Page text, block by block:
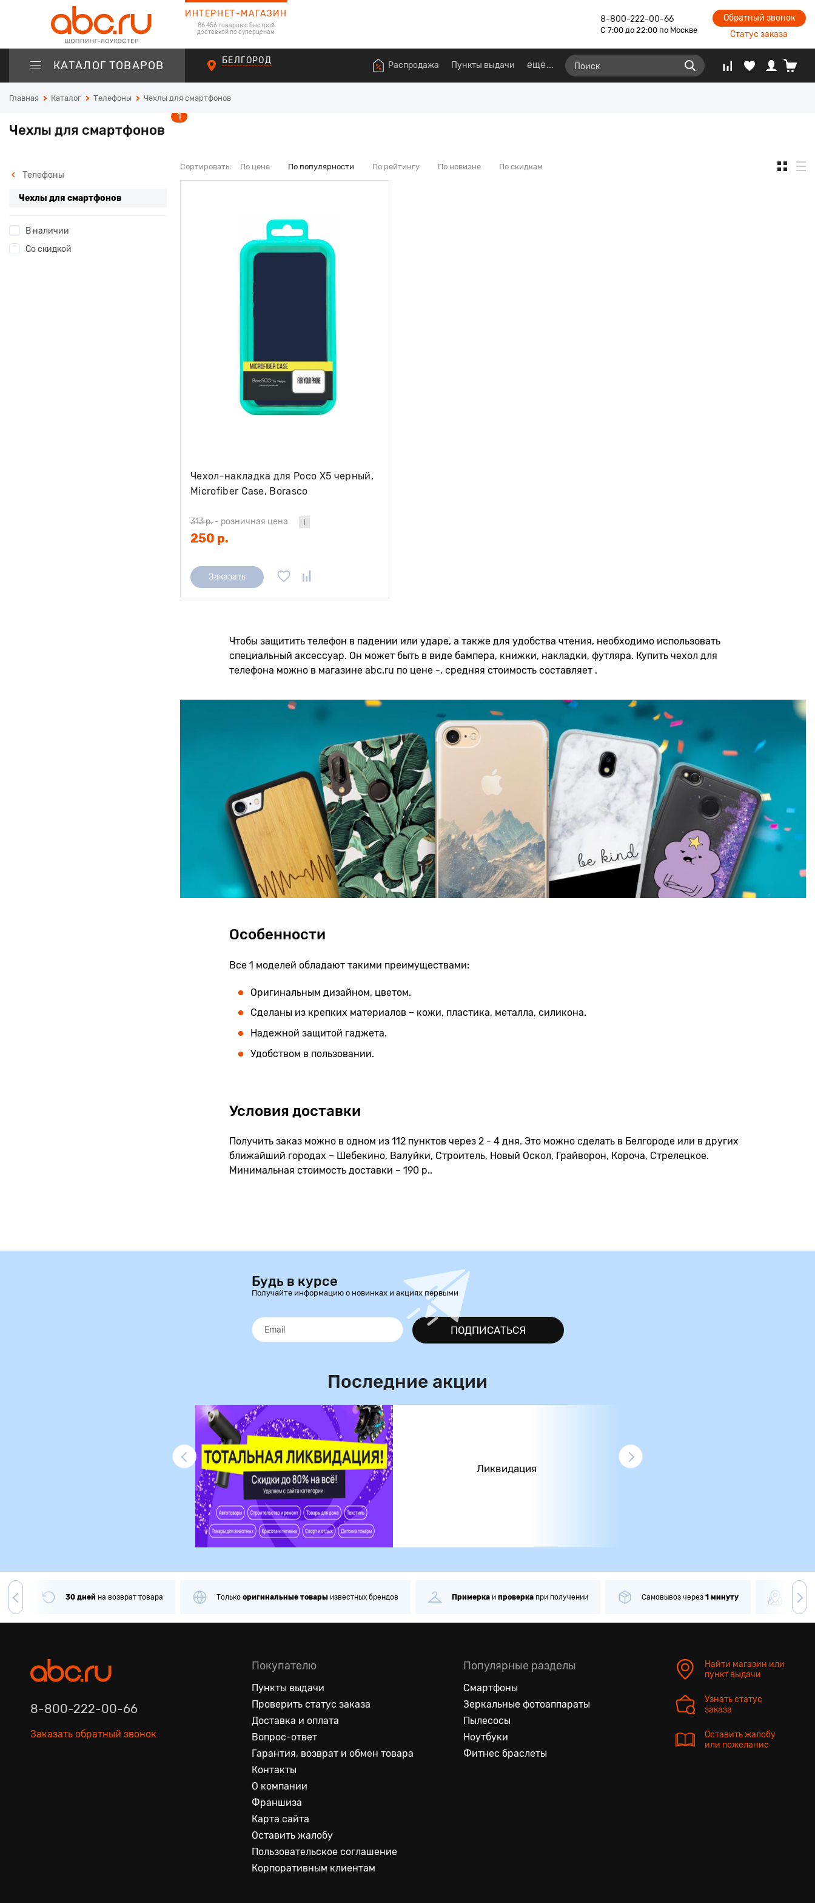
ИНТЕРНЕТ-МАГАЗИН
86 456 товаров с быстрой
доставкой по суперценам
8-800-222-00-66
С 7:00 до 22:00 по Москве
Обратный звонок
Статус заказа
КАТАЛОГ ТОВАРОВ БЕЛГОРОД Распродажа Пункты выдачи ещё
Главная Каталог Телефоны Чехлы для смартфонов
Чехлы для смартфонов
1
Телефоны
Чехлы для смартфонов
В наличии
Со скидкой
Сортировать: По цене По популярности По рейтингу По новизне По скидкам
Чехол-накладка для Poco X5 черный,
Microfiber Case, Borasco
313 р. - розничная цена
250 р.
Заказать
Чтобы защитить телефон в падении или ударе, а также для удобства чтения, необходимо использовать
специальный аксессуар. Он может быть в виде бампера, книжки, накладки, футляра. Купить чехол для
телефона можно в магазине abc.ru по цене -, средняя стоимость составляет .
Особенности
Все 1 моделей обладают такими преимуществами:
Оригинальным дизайном, цветом.
Сделаны из крепких материалов – кожи, пластика, металла, силикона.
Надежной защитой гаджета.
Удобством в пользовании.
Условия доставки
Получить заказ можно в одном из 112 пунктов через 2 - 4 дня. Это можно сделать в Белгороде или в других
ближайший городах – Шебекино, Валуйки, Строитель, Новый Оскол, Грайворон, Короча, Стрелецкое.
Минимальная стоимость доставки – 190 р..
Будь в курсе
Получайте информацию о новинках и акциях первыми
ПОДПИСАТЬСЯ
Последние акции
Ликвидация
30 дней на возврат товара Только оригинальные товары известных брендов Примерка и проверка при получении Самовывоз через 1 минуту Более
8-800-222-00-66
Заказать обратный звонок
Покупателю
Пункты выдачи
Проверить статус заказа
Доставка и оплата
Вопрос-ответ
Гарантия, возврат и обмен товара
Контакты
О компании
Франшиза
Карта сайта
Оставить жалобу
Пользовательское соглашение
Корпоративным клиентам
Популярные разделы
Смартфоны
Зеркальные фотоаппараты
Пылесосы
Ноутбуки
Фитнес браслеты
Найти магазин или
пункт выдачи
Узнать статус
заказа
Оставить жалобу
или пожелание